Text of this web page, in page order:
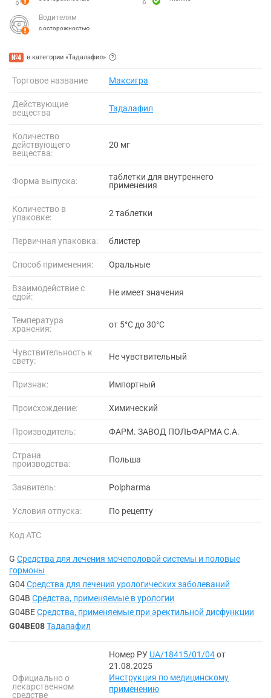
Водителям
с осторожностью
№4 в категории «Тадалафил»
Торговое название Максигра
Действующие
вещества
Тадалафил
Количество
действующего
вещества:
20 мг
Форма выпуска:
таблетки для внутреннего
применения
Количество в
упаковке:
2 таблетки
Первичная упаковка: блистер
Способ применения: Оральные
Взаимодействие с
едой:
Не имеет значения
Температура
хранения:
от 5°C до 30°C
Чувствительность к
свету:
Не чувствительный
Признак: Импортный
Происхождение: Химический
Производитель: ФАРМ. ЗАВОД ПОЛЬФАРМА С.А.
Страна
производства:
Польша
Заявитель: Polpharma
Условия отпуска: По рецепту
Код АТС
G Средства для лечения мочеполовой системы и половые
гормоны
G04Средства для лечения урологических заболеваний
G04B Средства, применяемые в урологии
G04BEСредства, применяемые при эректильной дисфункции
G04BE08Тадалафил
Официально о
лекарственном
средстве
Номер РУ UA/18415/01/04от
21.08.2025
Инструкция по медицинскому
применению